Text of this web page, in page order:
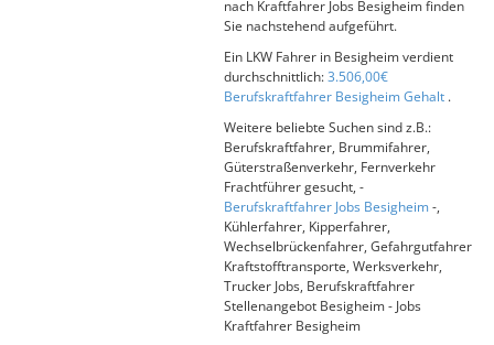
nach Kraftfahrer Jobs Besigheim finden
Sie nachstehend aufgeführt.
Ein LKW Fahrer in Besigheim verdient
durchschnittlich:3.506,00€
Berufskraftfahrer Besigheim Gehalt .
Weitere beliebte Suchen sind z.B.:
Berufskraftfahrer, Brummifahrer,
Güterstraßenverkehr, Fernverkehr
Frachtführer gesucht, -
Berufskraftfahrer Jobs Besigheim-,
Kühlerfahrer, Kipperfahrer,
Wechselbrückenfahrer, Gefahrgutfahrer
Kraftstofftransporte, Werksverkehr,
Trucker Jobs, Berufskraftfahrer
Stellenangebot Besigheim - Jobs
Kraftfahrer Besigheim